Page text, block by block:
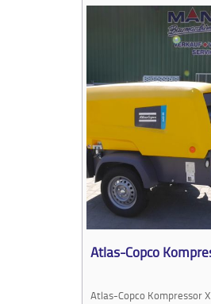
Atlas-Copco
Atlas-Copco Kompressor